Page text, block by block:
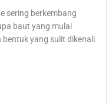
sering berkembang
baut yang mulai
yang sulit dikenali.